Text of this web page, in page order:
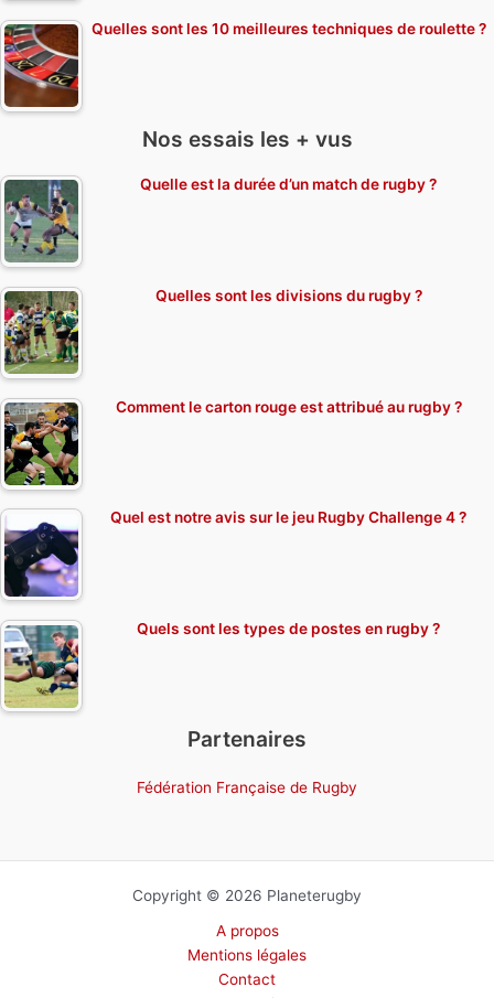
Quelles sont les 10 meilleures techniques de roulette ?
Nos essais les + vus
Quelle est la durée d’un match de rugby ?
Quelles sont les divisions du rugby ?
Comment le carton rouge est attribué au rugby ?
Quel est notre avis sur le jeu Rugby Challenge 4 ?
Quels sont les types de postes en rugby ?
Partenaires
Fédération Française de Rugby
Copyright © 2026 Planeterugby
A propos
Mentions légales
Contact